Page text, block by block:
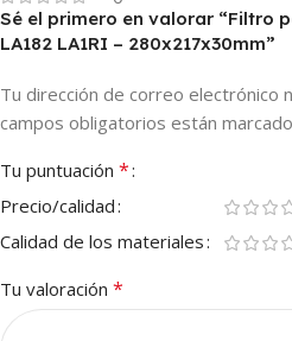
Sé el primero en valorar “Filtro
LA182 LA1RI – 280x217x30mm”
Tu dirección de correo electrónico
campos obligatorios están
Tu puntuación *
Precio/calidad
Calidad de los materiales
Tu valoración *